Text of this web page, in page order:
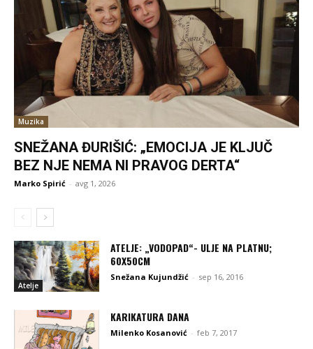
Muzika
SNEŽANA ĐURIŠIĆ: „EMOCIJA JE KLJUČ
BEZ NJE NEMA NI PRAVOG DERTA“
Marko Spirić - avg 1, 2026
Atelje
ATELJE: „VODOPAD“- ULJE NA PLATNU;
60X50CM
Snežana Kujundžić - sep 16, 2016
KARIKATURA DANA
Milenko Kosanović - feb 7, 2017